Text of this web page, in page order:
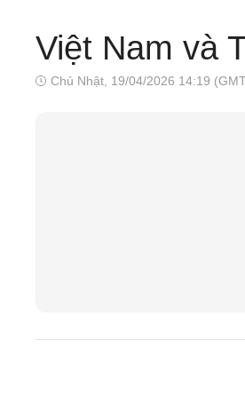
Việt Nam và
Chủ Nhật, 19/04/2026 14:19